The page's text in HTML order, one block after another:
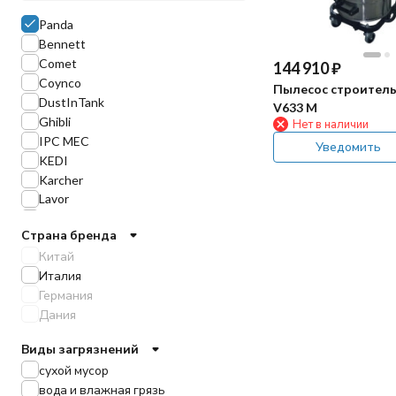
144 910₽
Пылесос
V633 M
Нет в наличии
Уведомить
Bennett
Comet
Coynco
DustInTank
Ghibli
IPC MEC
KEDI
Karcher
Lavor
Nilfisk-Alto
Panda
Soteco
Starmix
Tornado
EVOLine
Chancee
VinnerMyer
Страна бренда
Китай
Италия
Германия
Дания
Виды загрязнений
сухой мусор
вода и влажная грязь